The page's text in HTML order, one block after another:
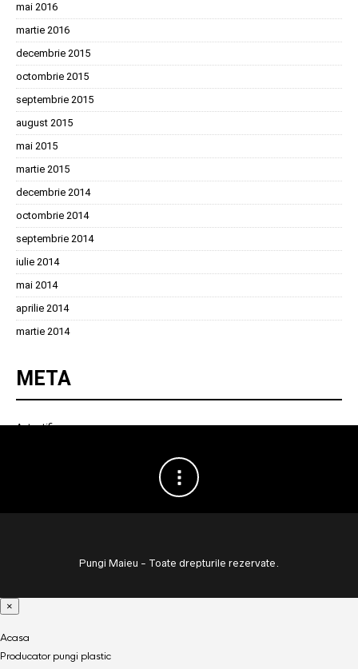
mai 2016
martie 2016
decembrie 2015
octombrie 2015
septembrie 2015
august 2015
mai 2015
martie 2015
decembrie 2014
octombrie 2014
septembrie 2014
iulie 2014
mai 2014
aprilie 2014
martie 2014
META
Autentificare
Pungi Maieu - Toate drepturile rezervate.
×
Acasa
Producator pungi plastic